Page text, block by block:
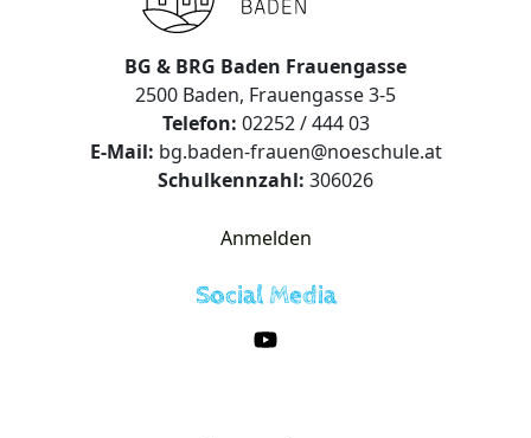
BG & BRG Baden Frauengasse
2500 Baden, Frauengasse 3-5
Telefon: 02252 / 444 03
E-Mail: bg.baden-frauen@noeschule.at
Schulkennzahl: 306026
Anmelden
Social Media